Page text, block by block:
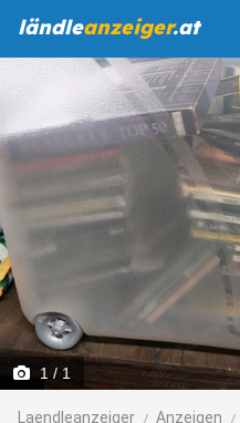
ländleanzeiger.at
1 / 1
Laendleanzeiger Anzeigen